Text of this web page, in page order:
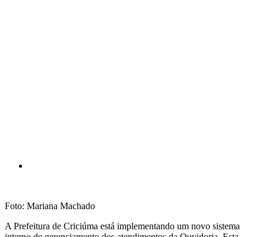
Foto: Mariana Machado
A Prefeitura de Criciúma está implementando um novo sistema